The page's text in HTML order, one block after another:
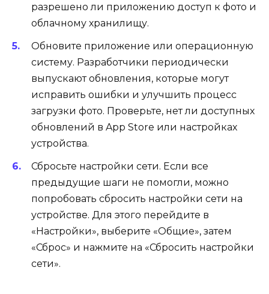
разрешено ли приложению доступ к фото и
облачному хранилищу.
Обновите приложение или операционную
систему. Разработчики периодически
выпускают обновления, которые могут
исправить ошибки и улучшить процесс
загрузки фото. Проверьте, нет ли доступных
обновлений в App Store или настройках
устройства.
Сбросьте настройки сети. Если все
предыдущие шаги не помогли, можно
попробовать сбросить настройки сети на
устройстве. Для этого перейдите в
«Настройки», выберите «Общие», затем
«Сброс» и нажмите на «Сбросить настройки
сети».